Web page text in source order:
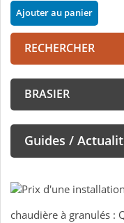
Ajouter au panier
RECHERCHER
BRASIER
Guides /
chaudière à granulés :